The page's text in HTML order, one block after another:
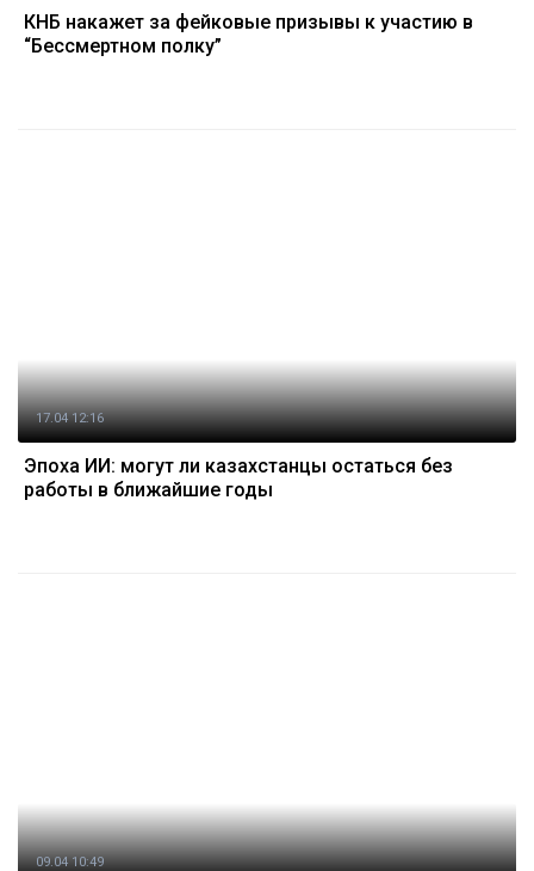
КНБ накажет за фейковые призывы к участию в
“Бессмертном полку”
17.04 12:16
Эпоха ИИ: могут ли казахстанцы остаться без
работы в ближайшие годы
09.04 10:49